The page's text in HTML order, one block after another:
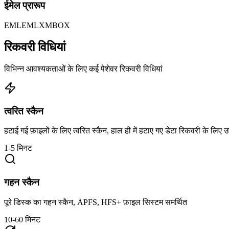
ईमेल प्रारूप
EMLEMLXMBOX
रिकवरी विधियां
विभिन्न आवश्यकताओं के लिए कई पेशेवर रिकवरी विधियां
त्वरित स्कैन
हटाई गई फ़ाइलों के लिए त्वरित स्कैन, हाल ही में हटाए गए डेटा रिकवरी के लिए
1-5 मिनट
गहन स्कैन
पूरे डिस्क का गहन स्कैन, APFS, HFS+ फ़ाइल सिस्टम समर्थित
10-60 मिनट